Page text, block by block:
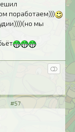
поработаем)))
мы
#57